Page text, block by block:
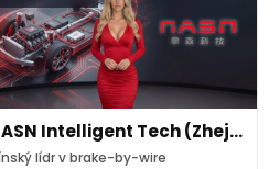
NASN Intelligent Tech (Zhejiang)
lídr v brake-by-wire